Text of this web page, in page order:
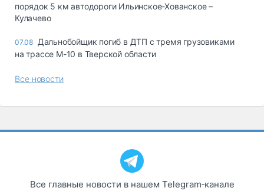
порядок 5 км автодороги Ильинское-Хованское –
Кулачево
07.08 Дальнобойщик погиб в ДТП с тремя грузовиками
на трассе М-10 в Тверской области
Все новости
Все главные новости в нашем Telegram‑канале